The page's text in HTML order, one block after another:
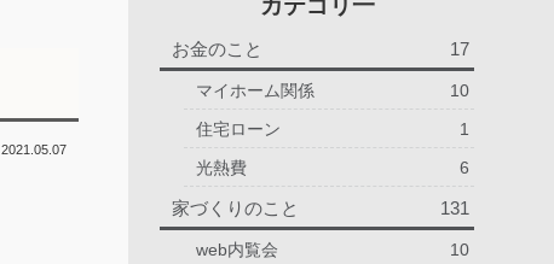
2021.05.07
カテゴリ一
お金のこと 17
マイホーム関係
10
住宅ローン
1
光熱費
6
家づくりのこと 131
web内覧会
10